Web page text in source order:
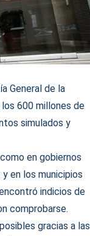
General de la
los 600 millones de
simulados y
en gobiernos
en los municipios
indicios de
comprobarse.
gracias a las